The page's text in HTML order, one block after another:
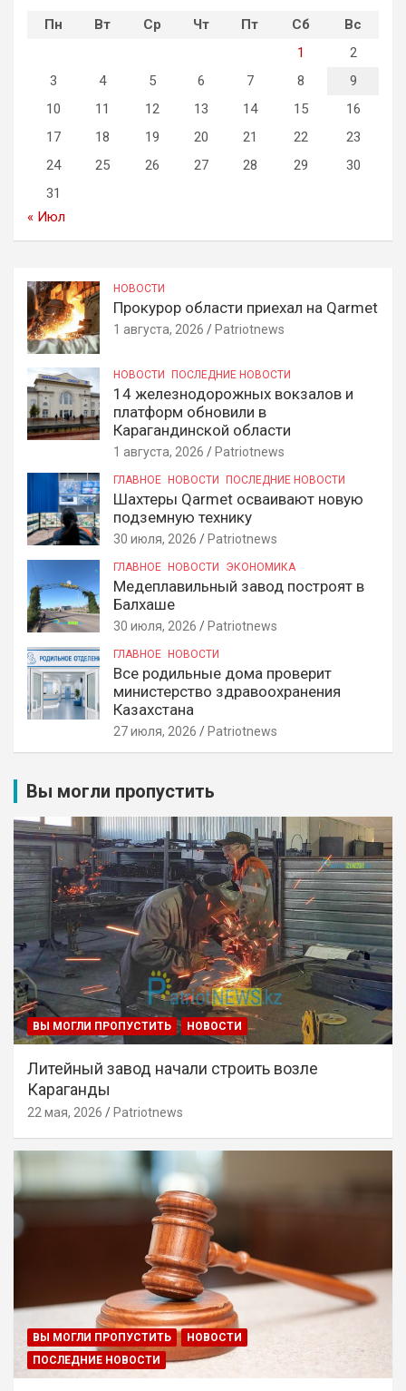
Пн
Вт Ср Чт Пт Сб
Вс
1
2
3
4 5 6 7 8
9
10
11 12 13 14 15
16
17
18 19 20 21 22
23
24
25 26 27 28 29
30
31
« Июл
НОВОСТИ
Прокурор области приехал на Qarmet
1 августа, 2026 Patriotnews
НОВОСТИ ПОСЛЕДНИЕ НОВОСТИ
14 железнодорожных вокзалов и
платформ обновили в
Карагандинской области
1 августа, 2026 Patriotnews
ГЛАВНОЕ НОВОСТИ ПОСЛЕДНИЕ НОВОСТИ
Шахтеры Qarmet осваивают новую
подземную технику
30 июля, 2026 Patriotnews
ГЛАВНОЕ НОВОСТИ ЭКОНОМИКА
Медеплавильный завод построят в
Балхаше
30 июля, 2026 Patriotnews
ГЛАВНОЕ НОВОСТИ
Все родильные дома проверит
министерство здравоохранения
Казахстана
27 июля, 2026 Patriotnews
Вы могли пропустить
ВЫ МОГЛИ ПРОПУСТИТЬ НОВОСТИ
Литейный завод начали строить возле
Караганды
22 мая, 2026 Patriotnews
ВЫ МОГЛИ ПРОПУСТИТЬ
НОВОСТИ
ПОСЛЕДНИЕ НОВОСТИ